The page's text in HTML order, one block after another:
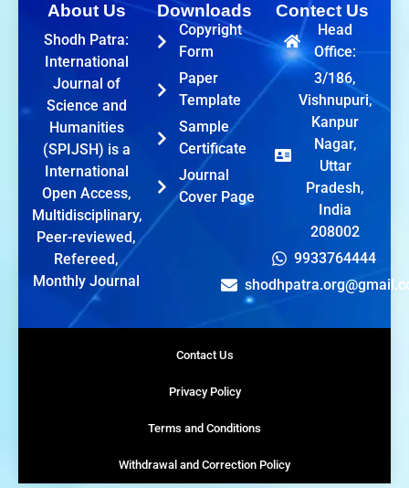
About Us
Shodh Patra:
International
Journal of
Science and
Humanities
(SPIJSH) is a
International
Open Access,
Multidisciplinary,
Peer-reviewed,
Refereed,
Monthly Journal
Downloads
Copyright
Form
Paper
Template
Sample
Certificate
Journal
Cover Page
Contect Us
Head
Office:
3/186,
Vishnupuri,
Kanpur
Nagar,
Uttar
Pradesh,
India
208002
9933764444
Contact Us
Privacy Policy
Terms and Conditions
Withdrawal and Correction Policy